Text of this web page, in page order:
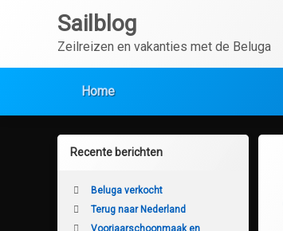
Sailblog
Zeilreizen en vakanties met de Beluga
Home
Recente berichten
Beluga verkocht
Terug naar Nederland
Voorjaarschoonmaak en